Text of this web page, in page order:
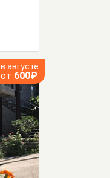
в августе
от 600₽